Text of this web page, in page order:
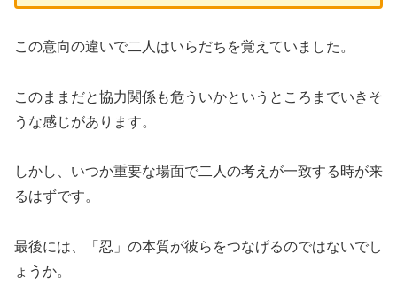
この意向の違いで二人はいらだちを覚えていました。
このままだと協力関係も危ういかというところまでいきそ
うな感じがあります。
しかし、いつか重要な場面で二人の考えが一致する時が来
るはずです。
最後には、「忍」の本質が彼らをつなげるのではないでし
ょうか。